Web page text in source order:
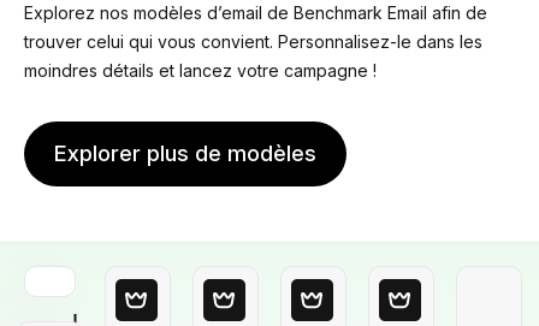
Explorez nos modèles d’email de Benchmark Email afin de
trouver celui qui vous convient. Personnalisez-le dans les
moindres détails et lancez votre campagne !
Explorer plus de modèles